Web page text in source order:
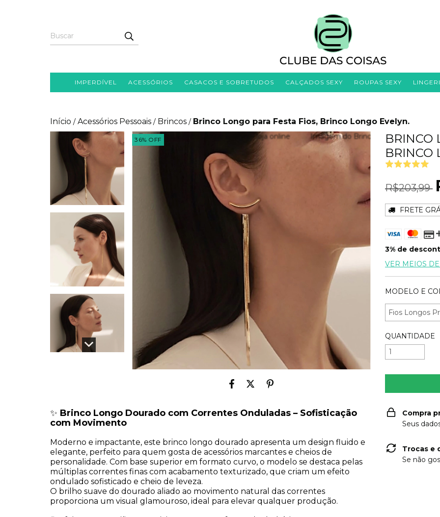
IMPERDÍVEL ACESSÓRIOS CASACOS E SOBRETUDOS CALÇADOS SEXY ROUPAS SEXY
Início / Acessórios Pessoais / Brincos / Brinco Longo para Festa Fios, Brinco Longo Evelyn.
36% OFF
✨ Brinco Longo Dourado com Correntes Onduladas – Sofisticação
com Movimento
Moderno e impactante, este brinco longo dourado apresenta um design fluido e
elegante, perfeito para quem gosta de acessórios marcantes e cheios de
personalidade. Com base superior em formato curvo, o modelo se destaca pelas
múltiplas correntes finas com acabamento texturizado, que criam um efeito
ondulado sofisticado e cheio de leveza.
O brilho suave do dourado aliado ao movimento natural das correntes
proporciona um visual glamouroso, ideal para elevar qualquer produção.
BRINCO
BRINCO
R$203,99
FRETE
3% de
VER MEIOS
MODELO E
QUANTIDADE
Compra
Seus
Trocas e
Se não